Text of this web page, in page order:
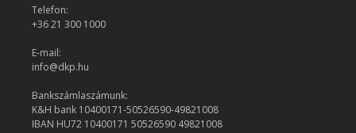
Telefon:
+36 21 300 1000
E-mail:
info@dkp.hu
Bankszámlaszámunk:
K&H bank 10400171-50526590-49821008
IBAN HU72 10400171 50526590 49821008